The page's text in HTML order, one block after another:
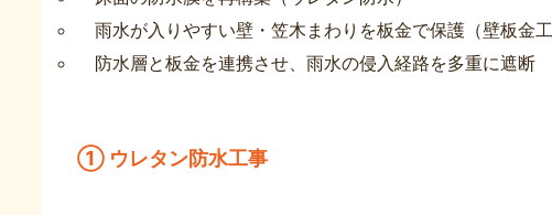
雨水が入りやすい壁・笠木まわりを板金で保護（壁板金工
防水層と板金を連携させ、雨水の侵入経路を多重に遮断
① ウレタン防水工事